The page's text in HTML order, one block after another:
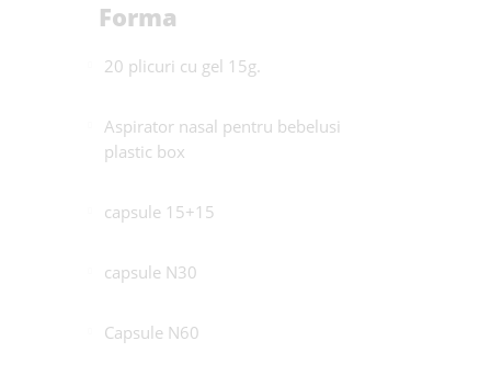
Forma
20 plicuri cu gel 15g.
Aspirator nasal pentru bebelusi
plastic box
capsule 15+15
capsule N30
Capsule N60